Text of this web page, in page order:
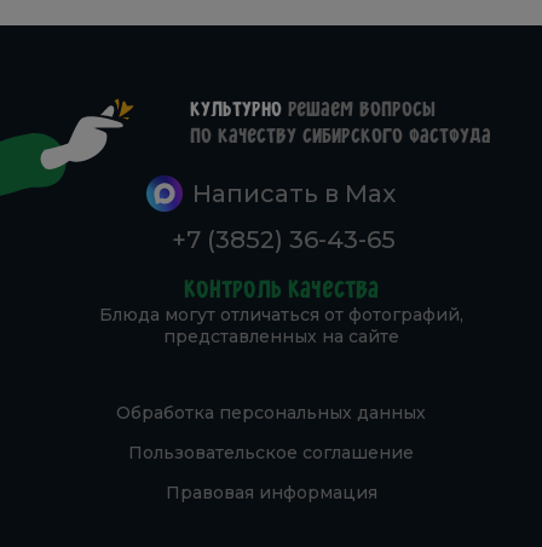
Обработка персональных данных
Пользовательское соглашение
Правовая информация
Культурно решаем вопросы
по качеству Сибирского фастфуда
Написать в Max
+7 (3852) 36-43-65
Контроль качества
Блюда могут отличаться от фотографий,
представленных на сайте